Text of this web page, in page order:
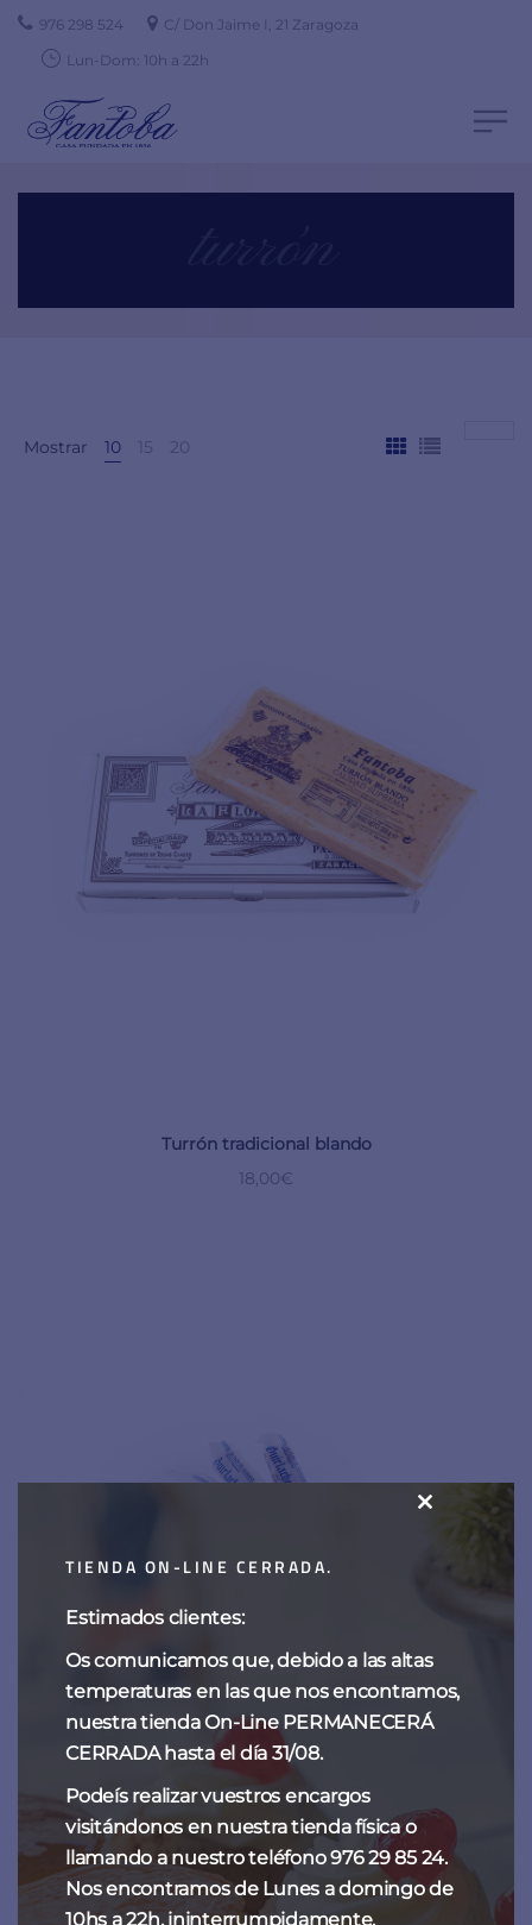
976 298 524
C/ Don Jaime I, 21 Zaragoza
Lun-Dom: 10h a 22h
Mostrar 10 15 20
Turrón tradicional blando
18,00€
Guirlache
TIENDA ON-LINE CERRADA.
Estimados clientes:
Os comunicamos que, debido a las altas
temperaturas en las que nos encontramos,
nuestra tienda On-Line PERMANECERÁ
CERRADA hasta el día 31/08.
Podeís realizar vuestros encargos
visitándonos en nuestra tienda física o
llamando a nuestro teléfono 976 29 85 24.
Nos encontramos de Lunes a domingo de
10hs a 22h, ininterrumpidamente.